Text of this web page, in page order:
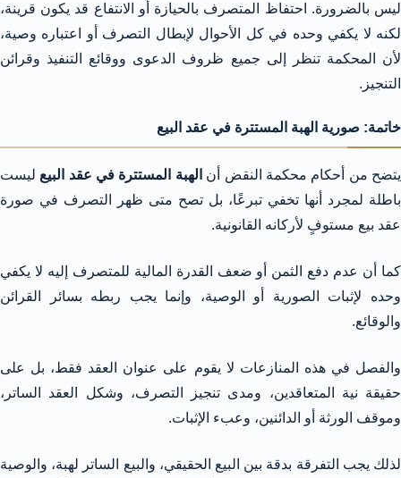
ليس بالضرورة. احتفاظ المتصرف بالحيازة أو الانتفاع قد يكون قرينة،
لكنه لا يكفي وحده في كل الأحوال لإبطال التصرف أو اعتباره وصية،
لأن المحكمة تنظر إلى جميع ظروف الدعوى ووقائع التنفيذ وقرائن
التنجيز.
خاتمة: صورية الهبة المستترة في عقد البيع
يتضح من أحكام محكمة النقض أن الهبة المستترة في عقد البيع ليست
باطلة لمجرد أنها تخفي تبرعًا، بل تصح متى ظهر التصرف في صورة
عقد بيع مستوفٍ لأركانه القانونية.
كما أن عدم دفع الثمن أو ضعف القدرة المالية للمتصرف إليه لا يكفي
وحده لإثبات الصورية أو الوصية، وإنما يجب ربطه بسائر القرائن
والوقائع.
والفصل في هذه المنازعات لا يقوم على عنوان العقد فقط، بل على
حقيقة نية المتعاقدين، ومدى تنجيز التصرف، وشكل العقد الساتر،
وموقف الورثة أو الدائنين، وعبء الإثبات.
لذلك يجب التفرقة بدقة بين البيع الحقيقي، والبيع الساتر لهبة، والوصية